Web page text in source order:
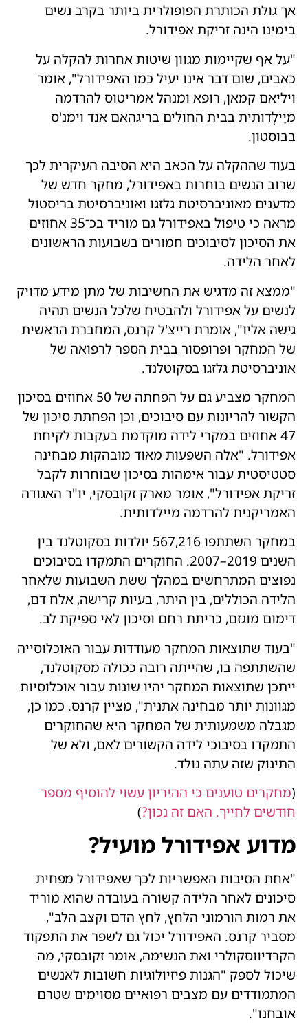
אך גולת הכותרת הפופולרית ביותר בקרב נשים
בימינו הינה זריקת אפידורל.
"על אף שקיימות מגוון שיטות אחרות להקלה על
כאבים, שום דבר אינו יעיל כמו האפידורל", אומר
ויליאם קמאן, רופא ומנהל אמריטוס להרדמה
מְיַילְּדוּתִית בבית החולים בריגהאם אנד וימנ'ס
בבוסטון.
בעוד שההקלה על הכאב היא הסיבה העיקרית לכך
שרוב הנשים בוחרות באפידורל, מחקר חדש של
מדענים מאוניברסיטת גלזגו ואוניברסיטת בריסטול
מראה כי טיפול באפידורל גם מוריד בכ־35 אחוזים
את הסיכון לסיבוכים חמורים בשבועות הראשונים
לאחר הלידה.
"ממצא זה מדגיש את החשיבות של מתן מידע מדויק
לנשים על אפידורל ולהבטיח שלכל הנשים תהיה
גישה אליו", אומרת רייצ'ל קרנס, המחברת הראשית
של המחקר ופרופסור בבית הספר לרפואה של
אוניברסיטת גלזגו בסקוטלנד.
המחקר מצביע גם על הפחתה של 50 אחוזים בסיכון
הקשור להריונות עם סיבוכים, וכן הפחתת סיכון של
47 אחוזים במקרי לידה מוקדמת בעקבות לקיחת
אפידורל. "אלה השפעות מאוד מובהקות מבחינה
סטטיסטית עבור אימהות בסיכון שבוחרות לקבל
זריקת אפידורל", אומר מארק זקובסקי, יו"ר האגודה
האמריקנית להרדמה מיילדותית.
במחקר השתתפו 567,216 יולדות בסקוטלנד בין
השנים 2019–2007. החוקרים התמקדו בסיבוכים
נפוצים המתרחשים במהלך ששת השבועות שלאחר
הלידה הכוללים, בין היתר, בעיות קרישה, אלח דם,
דימום מוגזם, כריתת רחם וסיכון לאי ספיקת לב.
"בעוד שתוצאות המחקר מעודדות עבור האוכלוסייה
שהשתתפה בו, שהייתה רובה ככולה מסקוטלנד,
ייתכן שתוצאות המחקר יהיו שונות עבור אוכלוסיות
מגוונות יותר מבחינה אתנית", מציין קרנס. כמו כן,
מגבלה משמעותית של המחקר היא שהחוקרים
התמקדו בסיבוכי לידה הקשורים לאם, ולא של
התינוק שזה עתה נולד.
(מחקרים טוענים כי ההיריון עשוי להוסיף מספר
חודשים לחייך. האם זה נכון?)
מדוע אפידורל מועיל?
"אחת הסיבות האפשריות לכך שאפידורל מפחית
סיכונים לאחר הלידה קשורה בעובדה שהוא מוריד
את רמות הורמוני הלחץ, לחץ הדם וקצב הלב",
מסביר קרנס. האפידורל יכול גם לשפר את התפקוד
הקרדיווסקולרי ואת הנשימה, אומר זקובסקי, מה
שיכול לספק "הגנות פיזיולוגיות חשובות לאנשים
המתמודדים עם מצבים רפואיים מסוימים שטרם
אובחנו".